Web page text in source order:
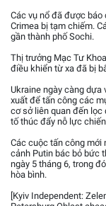
Các vụ nổ đã được báo
Crimea bị tạm chiếm.
gần thành phố Sochi.
Thị trưởng Mạc Tư
điều khiển từ xa đã bị
Ukraine ngày càng dựa
xuất để tấn công các
cơ sở liên quan đến lọc
tố thúc đẩy nỗ lực
Các cuộc tấn công mới
cảnh Putin bác bỏ bức
ngày 5 tháng 6, trong
hòa bình.
[Kyiv Independent: